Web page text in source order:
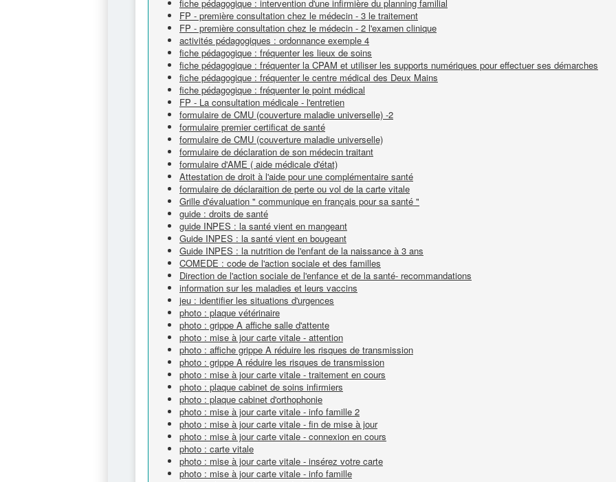
fiche pédagogique : intervention d'une infirmière du planning familial
FP - première consultation chez le médecin - 3 le traitement
FP - première consultation chez le médecin - 2 l'examen clinique
activités pédagogiques : ordonnance exemple 4
fiche pédagogique : fréquenter les lieux de soins
fiche pédagogique : fréquenter la CPAM et utiliser les supports numériques pour effectuer ses démarches
fiche pédagogique : fréquenter le centre médical des Deux Mains
fiche pédagogique : fréquenter le point médical
FP - La consultation médicale - l'entretien
formulaire de CMU (couverture maladie universelle) -2
formulaire premier certificat de santé
formulaire de CMU (couverture maladie universelle)
formulaire de déclaration de son médecin traitant
formulaire d'AME ( aide médicale d'état)
Attestation de droit à l'aide pour une complémentaire santé
formulaire de déclaraition de perte ou vol de la carte vitale
Grille d'évaluation " communique en français pour sa santé "
guide : droits de santé
guide INPES : la santé vient en mangeant
Guide INPES : la santé vient en bougeant
Guide INPES : la nutrition de l'enfant de la naissance à 3 ans
COMEDE : code de l'action sociale et des familles
Direction de l'action sociale de l'enfance et de la santé- recommandations
information sur les maladies et leurs vaccins
jeu : identifier les situations d'urgences
photo : plaque vétérinaire
photo : grippe A affiche salle d'attente
photo : mise à jour carte vitale - attention
photo : affiche grippe A réduire les risques de transmission
photo : grippe A réduire les risques de transmission
photo : mise à jour carte vitale - traitement en cours
photo : plaque cabinet de soins infirmiers
photo : plaque cabinet d'orthophonie
photo : mise à jour carte vitale - info famille 2
photo : mise à jour carte vitale - fin de mise à jour
photo : mise à jour carte vitale - connexion en cours
photo : carte vitale
photo : mise à jour carte vitale - insérez votre carte
photo : mise à jour carte vitale - info famille